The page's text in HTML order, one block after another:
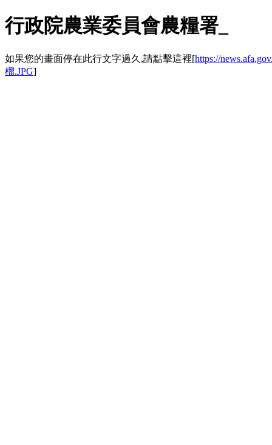
行政院農業委員會農糧署_
如果您的畫面停在此行文字過久,請點擊這裡[https://
榴.JPG]